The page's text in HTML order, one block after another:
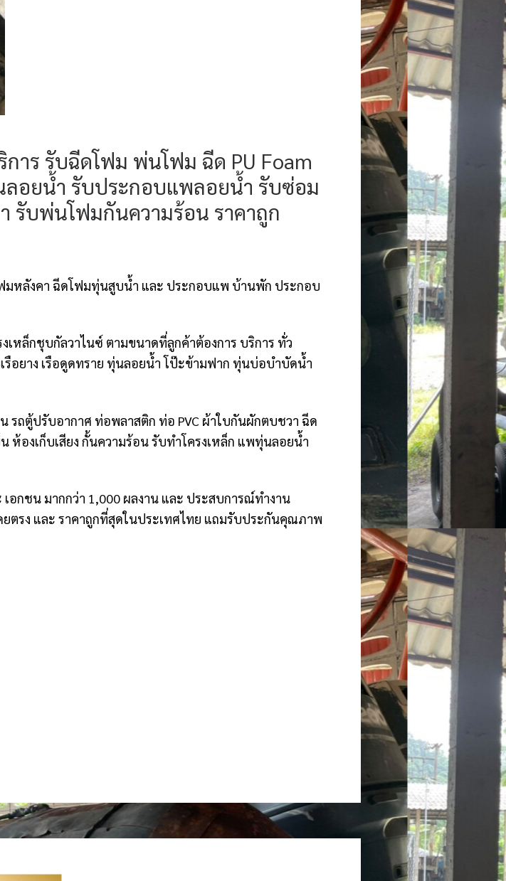
าร รับฉีดโฟม พ่นโฟม ฉีด PU Foam
อยน้ำ รับประกอบแพลอยน้ำ รับซ่อม
รับพ่นโฟมกันความร้อน ราคาถูก
หลังคา ฉีดโฟมทุ่นสูบน้ำ และ ประกอบแพ บ้านพัก ประกอบ
หล็กชุบกัลวาไนซ์ ตามขนาดที่ลูกค้าต้องการ บริการ ทั่ว
รือยาง เรือดูดทราย ทุ่นลอยน้ำ โป๊ะข้ามฟาก ทุ่นบ่อบำบัดน้ำ
รถตู้ปรับอากาศ ท่อพลาสติก ท่อ PVC ผ้าใบกันผักตบชวา ฉีด
องเก็บเสียง กั้นความร้อน รับทำโครงเหล็ก แพทุ่นลอยน้ำ
กชน มากกว่า 1,000 ผลงาน และ ประสบการณ์ทำงาน
ตรง และ ราคาถูกที่สุดในประเทศไทย แถมรับประกันคุณภาพ